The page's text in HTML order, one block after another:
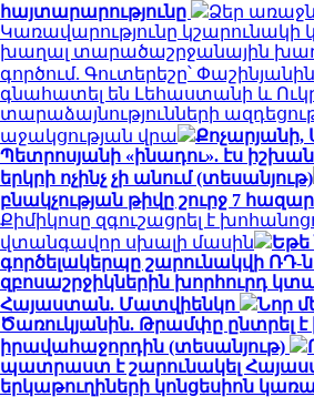
հայտարարությունը
Ձեր
Կառավարությունը կշարունակի
խաղալ տարածաշրջանային
գործում. Գուտերեշը՝ Փաշինյանին
գնահատել են Լեհաստանի և
տարաձայնությունների
աջակցության վրա
Քոչարյանի,
Պետրոսյանի «ինադու». էս
երկրի ոչինչ չի անում (տեսանյութ)
բնակչության թիվը շուրջ 7
Քիմիկոսը զգուշացրել է
վտանգավոր սխալի մասին
Եթե
գործելակերպը շարունակվի ՌԴ-ն
զբոսաշրջիկներին խորհուրդ կտա
Հայաստան. Մատվիենկո
Նոր
Ծառուկյանին. Թրամփը ընտրել է
իրավահաջորդին (տեսանյութ)
պատրաստ է շարունակել
երկաթուղիների կոնցեսիոն